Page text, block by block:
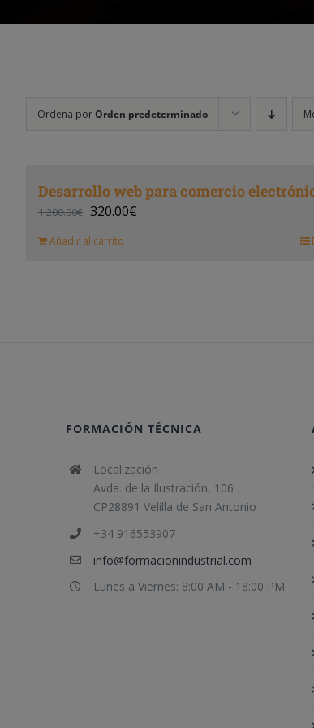
Ordena porOrden predeterminado
Desarrollo web para comercio
1,200.00€ 320.00€
Añadir al carrito
FORMACIÓN TÉCNICA
Localización
Avda. de la Ilustración, 106
CP28891 Velilla de San Antonio
+34 916553907
info@formacionindustrial.com
Lunes a Viernes: 8:00 AM - 18:00 PM